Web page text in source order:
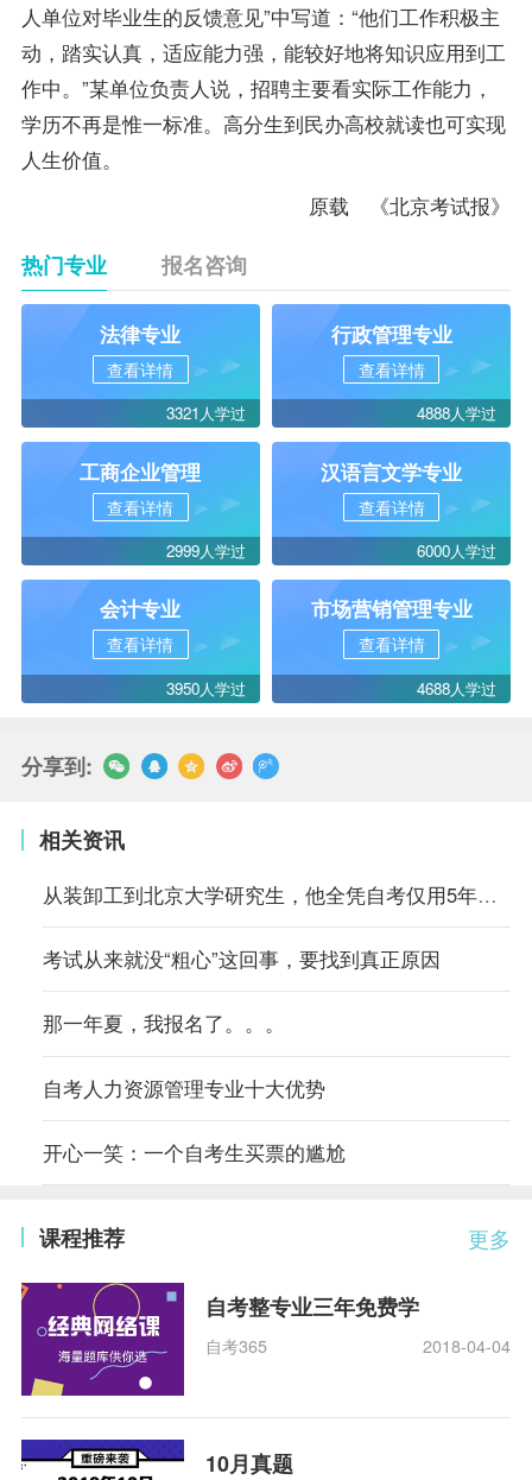
人单位对毕业生的反馈意见”中写道：“他们工作积极主
动，踏实认真，适应能力强，能较好地将知识应用到工
作中。”某单位负责人说，招聘主要看实际工作能力，
学历不再是惟一标准。高分生到民办高校就读也可实现
人生价值。
原载 《北京考试报》
热门专业 报名咨询
法律专业
查看详情
3321人学过
行政管理专业
查看详情
4888人学过
工商企业管理
查看详情
2999人学过
汉语言文学专业
查看详情
6000人学过
会计专业
查看详情
3950人学过
市场营销管理专业
查看详情
4688人学过
分享到:
相关资讯
从装卸工到北京大学研究生，他全凭自考仅用5年时间
考试从来就没“粗心”这回事，要找到真正原因
那一年夏，我报名了。。。
自考人力资源管理专业十大优势
开心一笑：一个自考生买票的尴尬
更多
课程推荐
自考整专业三年免费学
自考365 2018-04-04
10月真题